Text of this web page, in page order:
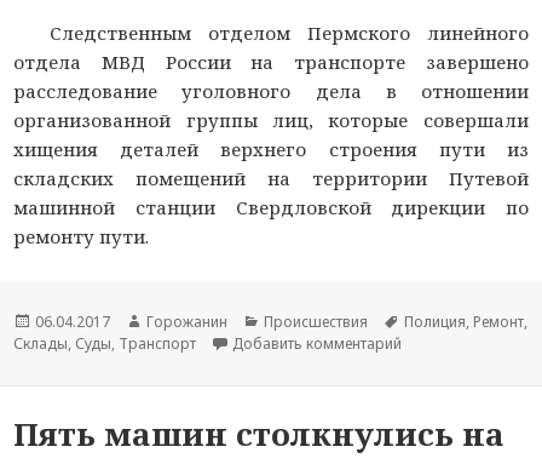
Следственным отделом Пермского линейного
отдела МВД России на транспорте завершено
расследование уголовного дела в отношении
организованной группы лиц, которые совершали
хищения деталей верхнего строения пути из
складских помещений на территории Путевой
машинной станции Свердловской дирекции по
ремонту пути.
Новость
опубликована
06.04.2017
Автор
новости
Горожанин
Раздел
новостей
Происшествия
Тема
Полиция, Ремонт,
Склады, Суды, Транспорт Добавить комментарий
Пять машин столкнулись на